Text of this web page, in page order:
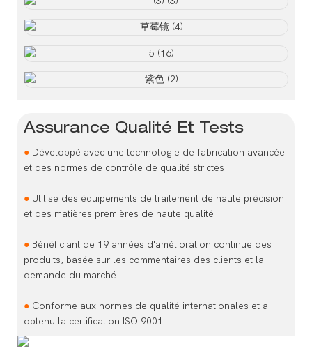
Assurance Qualité Et Tests
●Développé avec une technologie de fabrication avancée
et des normes de contrôle de qualité strictes
●Utilise des équipements de traitement de haute précision
et des matières premières de haute qualité
●Bénéficiant de 19 années d'amélioration continue des
produits, basée sur les commentaires des clients et la
demande du marché
● Conforme aux normes de qualité internationales et a
obtenu la certification ISO 9001